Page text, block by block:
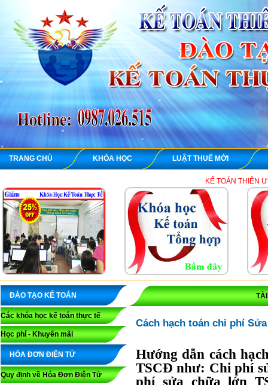
TRANG CHỦ KHÓA HỌC LUẬT THUẾ MỚI
KẾ TOÁN THIÊN ƯNG chuyên
ĐÀO TẠO KẾ TOÁN
Các khóa học kế toán thực tế
Học phí - Khuyến mãi
HÓA ĐƠN ĐIỆN TỬ
Quy định về Hóa Đơn Điện Tử
Cách hạch toán chi phí
Hướng dẫn cách
TSCĐ như: Chi phí
phí sửa chữa lớn